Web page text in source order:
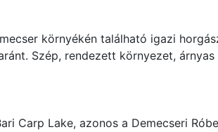
környékén található igazi
Szép, rendezett környezet,
Carp Lake, azonos a Demecseri